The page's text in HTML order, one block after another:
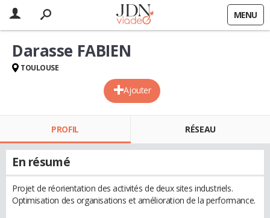
MENU
Ajouter
Darasse FABIEN
TOULOUSE
PROFIL RÉSEAU
En résumé
Projet de réorientation des activités de deux sites industriels.
Optimisation des organisations et amélioration de la performance.